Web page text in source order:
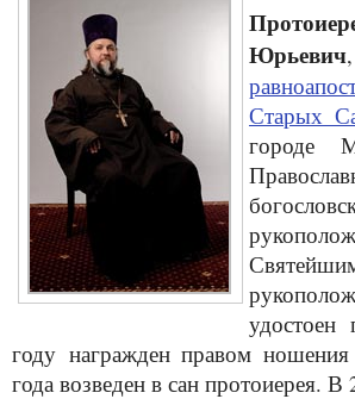
Юрьевич
Старых
городе
удостоен
году награжден правом
года возведен в сан протоиерея.